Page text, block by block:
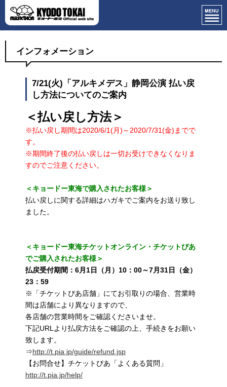
インフォメーション
7/21(火)「アルキメデス」静岡公演 払い戻
し方法についてのご案内
＜払い戻し方法＞
※払い戻し期間は2020/6/1(月)～2020/7/31(金)までで
す。
※期間終了後の払い戻しは一切お受けできなくなりま
すのでご注意ください。
＜キョードー東海で購入されたお客様＞
払い戻しに関する詳細はハガキでご案内をお送り致し
ました。
＜キョードー東海チケットオンライン・チケットぴあ
でご購入されたお客様＞
払戻受付期間：6月1日（月）10：00～7月31日（金）
23：59
※「チケットぴあ店舗」にてお引取りの場合、営業時
間は店舗により異なりますので、
各店舗の営業時間をご確認くださいませ。
下記URLより払戻方法をご確認の上、手続きをお願い
致します。
⇒http://t.pia.jp/guide/refund.jsp
【お問合せ】チケットぴあ「よくある質問」
http://t.pia.jp/help/